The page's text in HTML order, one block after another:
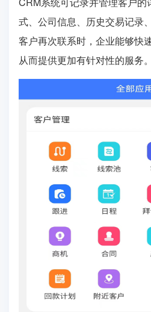
式、公司信息、历史交易记录
客户再次联系时，企业能够快
从而提供更加有针对性的服务。